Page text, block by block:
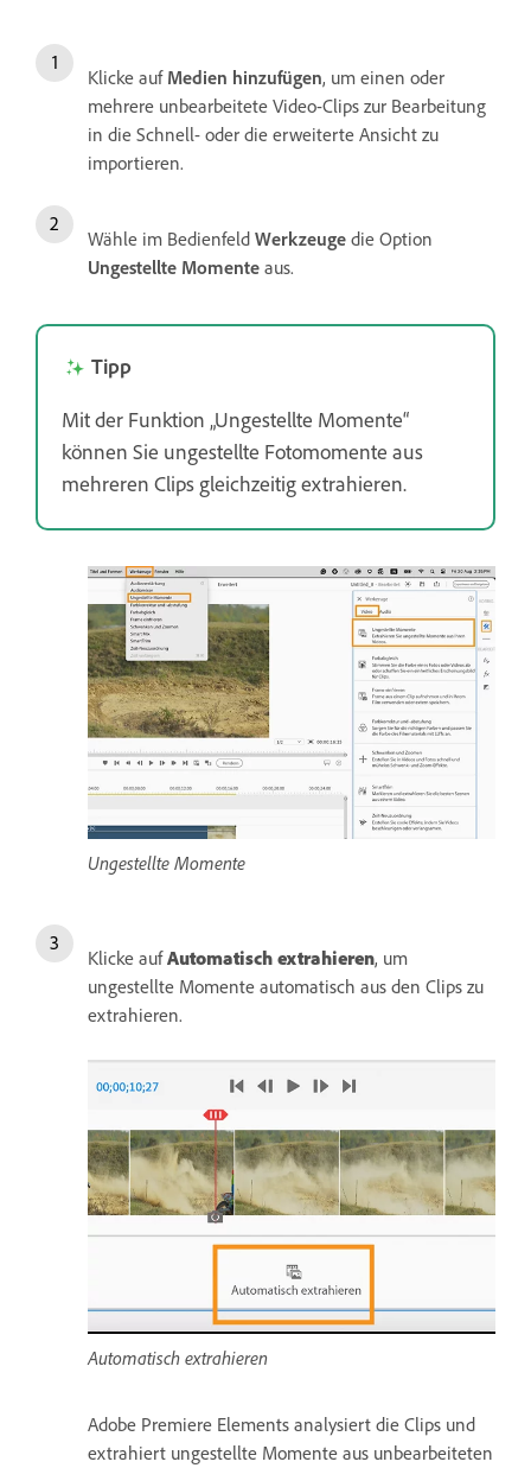
Klicke auf Medien hinzufügen, um einen oder
mehrere unbearbeitete Video-Clips zur Bearbeitung
in die Schnell- oder die erweiterte Ansicht zu
importieren.
Wähle im Bedienfeld Werkzeuge die Option
Ungestellte Momente aus.
Tipp
Mit der Funktion „Ungestellte Momente“
können Sie ungestellte Fotomomente aus
mehreren Clips gleichzeitig extrahieren.
Ungestellte Momente
Klicke aufAutomatisch extrahieren, um
ungestellte Momente automatisch aus den Clips zu
extrahieren.
Automatisch extrahieren
Adobe Premiere Elements analysiert die Clips und
extrahiert ungestellte Momente aus unbearbeiteten